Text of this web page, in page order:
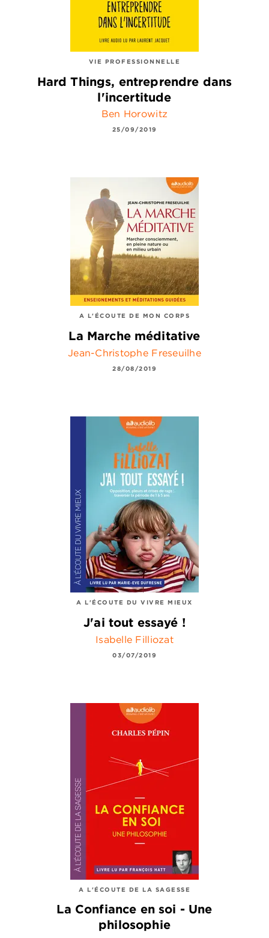
VIE PROFESSIONNELLE
Hard Things, entreprendre dans
l'incertitude
Ben Horowitz
25/09/2019
A L'ÉCOUTE DE MON CORPS
La Marche méditative
Jean-Christophe Freseuilhe
28/08/2019
A L'ÉCOUTE DU VIVRE MIEUX
J'ai tout essayé !
Isabelle Filliozat
03/07/2019
A L'ÉCOUTE DE LA SAGESSE
La Confiance en soi - Une
philosophie